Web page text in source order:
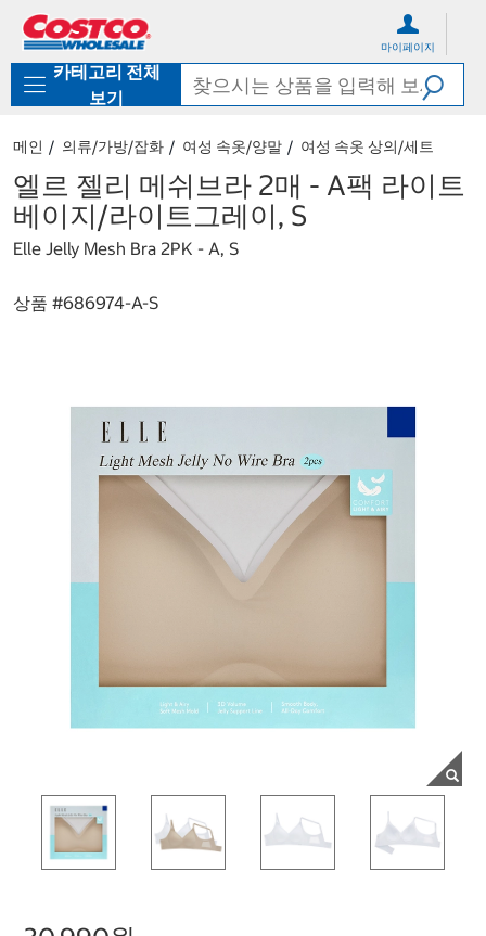
로
기
가
마이페이지
카테고리 전체
보기
메인 의류/가방/잡화 여성 속옷/양말 여성 속옷 상의/세트
엘르 젤리 메쉬브라 2매 - A팩 라이트
베이지/라이트그레이, S
Elle Jelly Mesh Bra 2PK - A, S
상품 #686974-A-S